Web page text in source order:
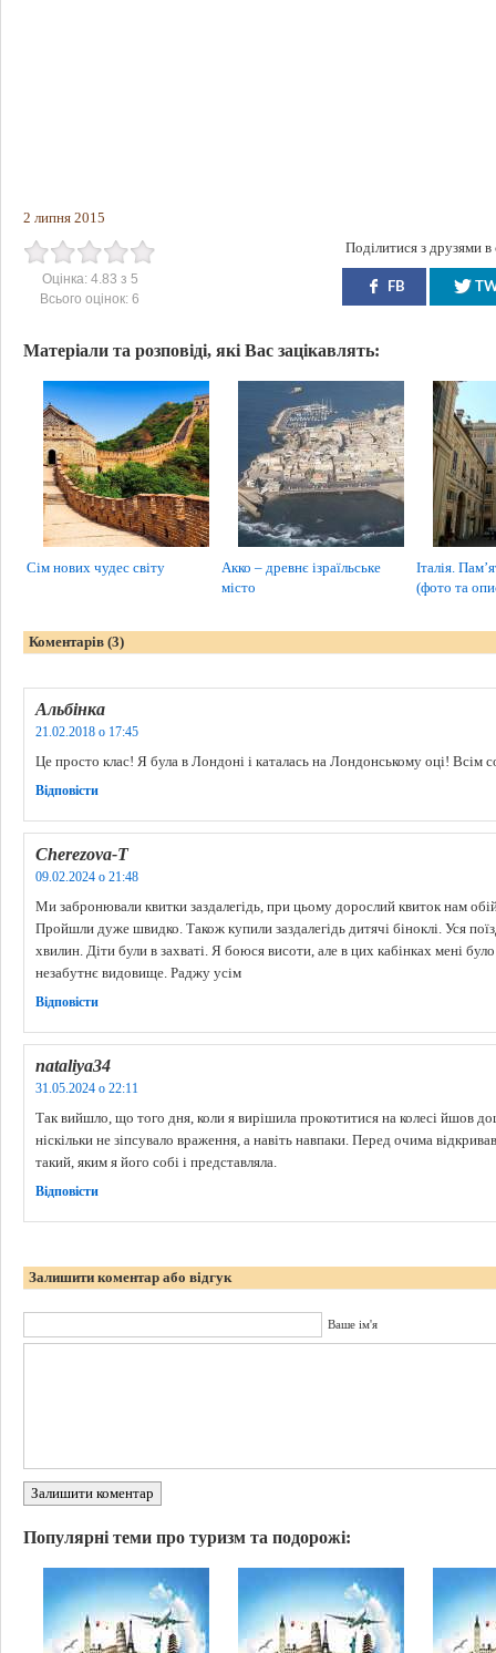
2 липня 2015
Оцінка: 4.83 з 5
Всього оцінок: 6
Поділитися з друзями
FB
Матеріали та розповіді, які Вас зацікавлять:
Сім нових чудес світу
Акко – древнє ізраїльське
місто
Італія.
(фото та
Коментарів (3)
Альбінка
21.02.2018 о 17:45
Це просто клас! Я була в Лондоні і каталась на Лондонському оці! Всім
Відповіcти
Cherezova-T
09.02.2024 о 21:48
Ми забронювали квитки заздалегідь, при цьому дорослий квиток нам
Пройшли дуже швидко. Також купили заздалегідь дитячі біноклі. Уся
хвилин. Діти були в захваті. Я боюся висоти, але в цих кабінках мені
незабутнє видовище. Раджу усім
Відповіcти
nataliya34
31.05.2024 о 22:11
Так вийшло, що того дня, коли я вирішила прокотитися на колесі йшов
ніскільки не зіпсувало враження, а навіть навпаки. Перед очима
такий, яким я його собі і представляла.
Відповіcти
Залишити коментар або відгук
Ваше ім'я
Залишити коментар
Популярні теми про туризм та подорожі: